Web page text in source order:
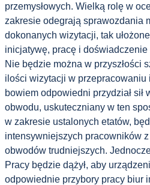
przemysłowych. Wielką rolę w
zakresie odegrają sprawozdania
dokonanych wizytacji, tak
inicjatywę, pracę i
Nie będzie można w przyszłości
ilości wizytacji w przepracowaniu
bowiem odpowiedni przydział
obwodu, uskuteczniany w ten
w zakresie ustalonych etatów,
intensywniejszych pracowników
obwodów trudniejszych.
Pracy będzie dążył, aby
odpowiednie przybory pracy biur